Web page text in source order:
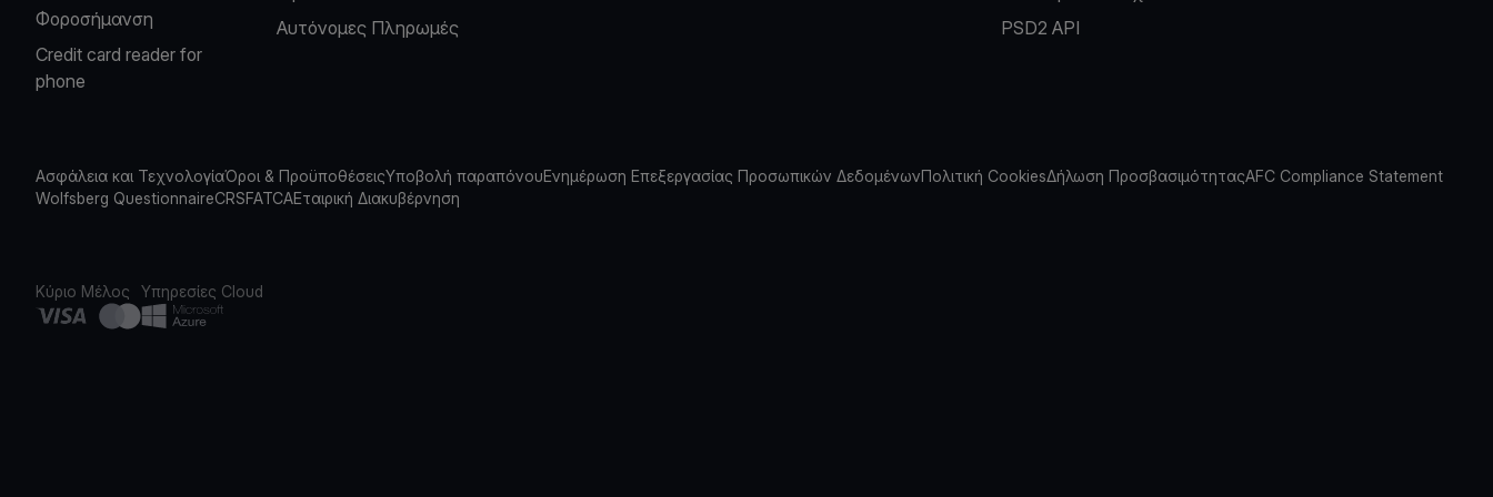
Φοροσήμανση
Credit card reader for
phone
Αυτόνομες Πληρωμές
PSD2 API
Ασφάλεια και ΤεχνολογίαΌροι & ΠροϋποθέσειςΥποβολή παραπόνουΕνημέρωση Επεξεργασίας Προσωπικών ΔεδομένωνΠολιτική CookiesΔήλωση ΠροσβασιμότηταςAFC Compliance Statement
Wolfsberg QuestionnaireCRSFATCAΕταιρική Διακυβέρνηση
Κύριο Μέλος Υπηρεσίες Cloud